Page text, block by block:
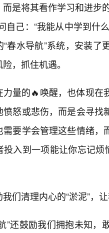
是将其看作学习和进步
自己：“我能从中学到什
春水导航”系统，安装
，抓住机遇。
力量的🔥唤醒，也体现在
愤怒或悲伤，而是会寻
需要学会管理这些情绪
投入到一项能让你忘记
们清理内心的“淤泥”，
”还鼓励我们拥抱未知